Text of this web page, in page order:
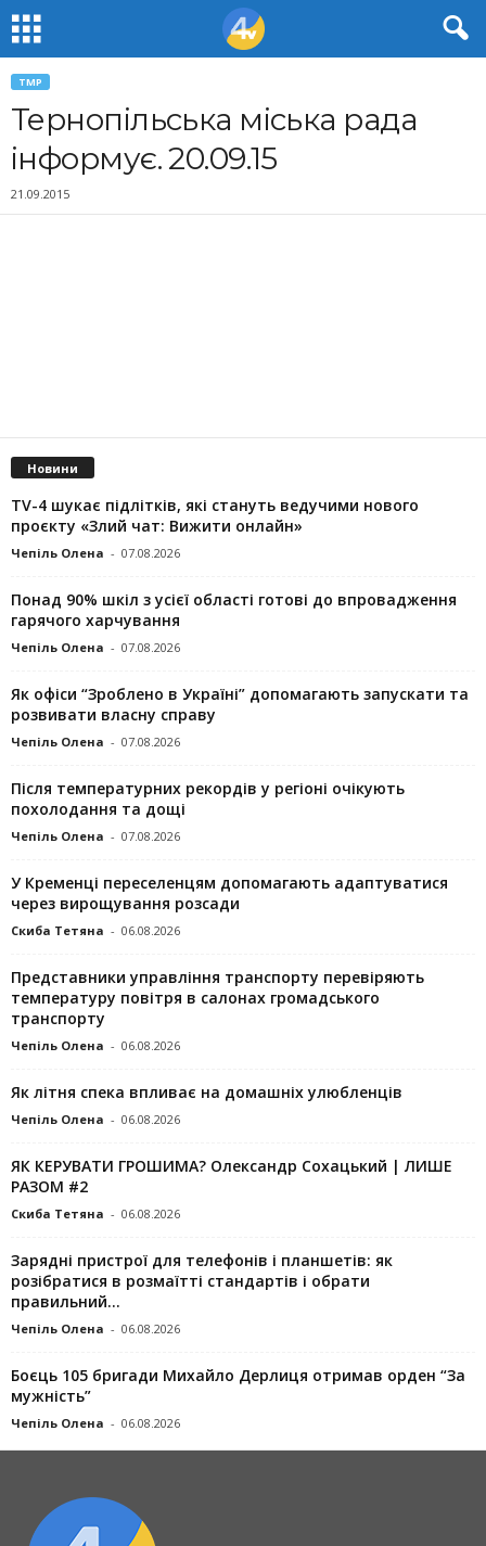
ТМР
Тернопільська міська рада
інформує. 20.09.15
21.09.2015
Новини
TV-4 шукає підлітків, які стануть ведучими нового
проєкту «Злий чат: Вижити онлайн»
Чепіль Олена - 07.08.2026
Понад 90% шкіл з усієї області готові до впровадження
гарячого харчування
Чепіль Олена - 07.08.2026
Як офіси “Зроблено в Україні” допомагають запускaти та
розвивати власну справу
Чепіль Олена - 07.08.2026
Після температурних рекордів у регіоні очікують
похолодання та дощі
Чепіль Олена - 07.08.2026
У Кременці переселенцям допомагають адаптуватися
через вирощування розсади
Скиба Тетяна - 06.08.2026
Представники управління транспорту перевіряють
температуру повітря в салонах громадського
транспорту
Чепіль Олена - 06.08.2026
Як літня спека впливає на домашніх улюбленців
Чепіль Олена - 06.08.2026
ЯК КЕРУВАТИ ГРОШИМА? Олександр Сохацький | ЛИШЕ
РАЗОМ #2
Скиба Тетяна - 06.08.2026
Зарядні пристрої для телефонів і планшетів: як
розібратися в розмаїтті стандартів і обрати
правильний...
Чепіль Олена - 06.08.2026
Боєць 105 бригади Михайло Дерлиця отримав орден “За
мужність”
Чепіль Олена - 06.08.2026